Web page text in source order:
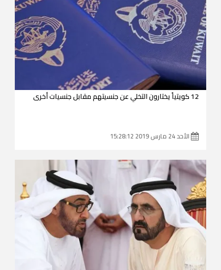
12 كويتياً يختارون التخلي عن جنسيتهم مقابل جنسيات أخرى
الأحد 24 مارس 2019 15:28:12